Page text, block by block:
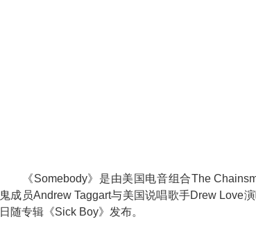
《Somebody》是由美国电音组合The
鬼成员Andrew Taggart与美国说唱歌手Drew Love
日随专辑《Sick Boy》发布。